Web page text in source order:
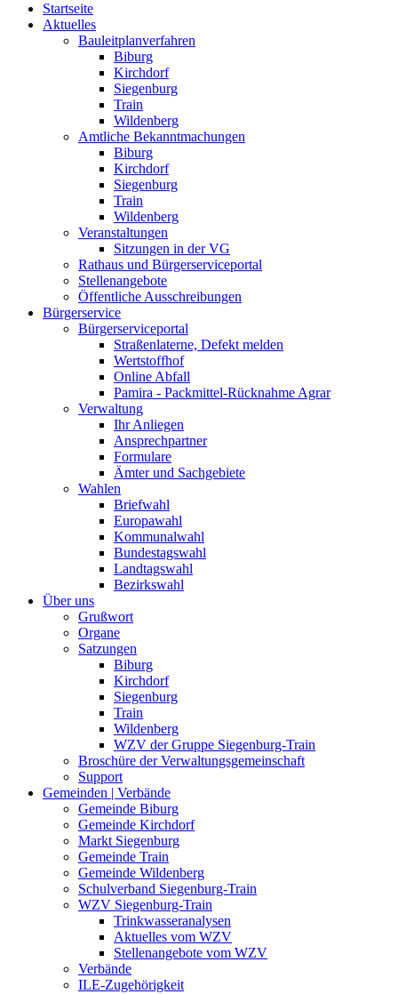
Startseite
Aktuelles
Bauleitplanverfahren
Biburg
Kirchdorf
Siegenburg
Train
Wildenberg
Amtliche Bekanntmachungen
Biburg
Kirchdorf
Siegenburg
Train
Wildenberg
Veranstaltungen
Sitzungen in der VG
Rathaus und Bürgerserviceportal
Stellenangebote
Öffentliche Ausschreibungen
Bürgerservice
Bürgerserviceportal
Straßenlaterne, Defekt melden
Wertstoffhof
Online Abfall
Pamira - Packmittel-Rücknahme Agrar
Verwaltung
Ihr Anliegen
Ansprechpartner
Formulare
Ämter und Sachgebiete
Wahlen
Briefwahl
Europawahl
Kommunalwahl
Bundestagswahl
Landtagswahl
Bezirkswahl
Über uns
Grußwort
Organe
Satzungen
Biburg
Kirchdorf
Siegenburg
Train
Wildenberg
WZV der Gruppe Siegenburg-Train
Broschüre der Verwaltungsgemeinschaft
Support
Gemeinden | Verbände
Gemeinde Biburg
Gemeinde Kirchdorf
Markt Siegenburg
Gemeinde Train
Gemeinde Wildenberg
Schulverband Siegenburg-Train
WZV Siegenburg-Train
Trinkwasseranalysen
Aktuelles vom WZV
Stellenangebote vom WZV
Verbände
ILE-Zugehörigkeit